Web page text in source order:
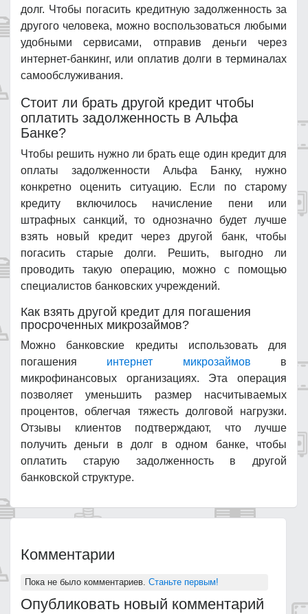
долг. Чтобы погасить кредитную задолженность за
другого человека, можно воспользоваться любыми
удобными сервисами, отправив деньги через
интернет-банкинг, или оплатив долги в терминалах
самообслуживания.
Стоит ли брать другой кредит чтобы
оплатить задолженность в Альфа
Банке?
Чтобы решить нужно ли брать еще один кредит для
оплаты задолженности Альфа Банку, нужно
конкретно оценить ситуацию. Если по старому
кредиту включилось начисление пени или
штрафных санкций, то однозначно будет лучше
взять новый кредит через другой банк, чтобы
погасить старые долги. Решить, выгодно ли
проводить такую операцию, можно с помощью
специалистов банковских учреждений.
Как взять другой кредит для погашения
просроченных микрозаймов?
Можно банковские кредиты использовать для
погашения интернет микрозаймов в
микрофинансовых организациях. Эта операция
позволяет уменьшить размер насчитываемых
процентов, облегчая тяжесть долговой нагрузки.
Отзывы клиентов подтверждают, что лучше
получить деньги в долг в одном банке, чтобы
оплатить старую задолженность в другой
банковской структуре.
Комментарии
Пока не было комментариев. Станьте первым!
Опубликовать новый комментарий